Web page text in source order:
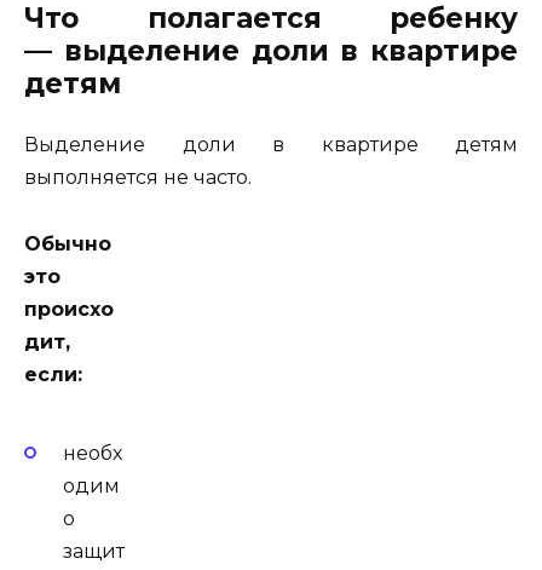
Что полагается ребенку
— выделение доли в квартире
детям
Выделение доли в квартире детям
выполняется не часто.
Обычно
это
происхо
дит,
если:
необх
одим
о
защит